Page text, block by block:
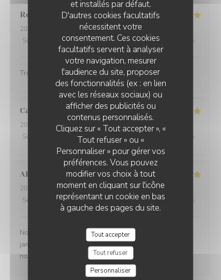
et installés par défaut.
D'autres cookies facultatifs
nécessitent votre
consentement. Ces cookies
facultatifs servent à analyser
votre navigation, mesurer
l'audience du site, proposer
des fonctionnalités (ex : en lien
avec les réseaux sociaux) ou
afficher des publicités ou
contenus personnalisés.
Cliquez sur « Tout accepter », «
Tout refuser » ou «
Personnaliser » pour gérer vos
préférences. Vous pouvez
modifier vos choix à tout
moment en cliquant sur l'icône
représentant un cookie en bas
à gauche des pages du site.
Tout accepter
Tout refuser
Personnaliser
Roland
2026-08-02
- 20:30 - Couverts 4
Service
Ambiance:5/5 Cuisine: 5/5 Qualité / Prix /5
Très bien comme d habitude
Caroline
2026-08-02 - 12:00 - Couverts 2
Service
Ambiance : 5 /5 Cuisine 5 /5 Qualité / Prix /5
Alexandre et Veronique E
2026-08-02
- 13:00 - Couverts 7
Service
/5 Ambiance:4 /5 Cuisine: 4/5 Qualité / Prix /5
Nous venons plusieurs fois par an et nous ne sommes
jamais déçus. Le personnel est aux petits soins et nous
nous régalons. A renouveler
L'AILE ET LA CUISSE